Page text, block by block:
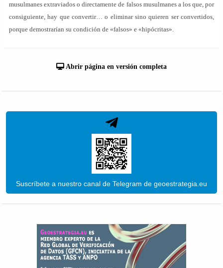
musulmanes extraviados o directamente de falsos musulmanes a los que, por
consiguiente, hay que convertir… o eliminar sino quieren ser convertidos,
porque demostrarían su condición de «falsos» e «hipócritas».
Abrir página en versión completa
Suscríbete a nuestro canal de Telegram de geoestrategia.eu